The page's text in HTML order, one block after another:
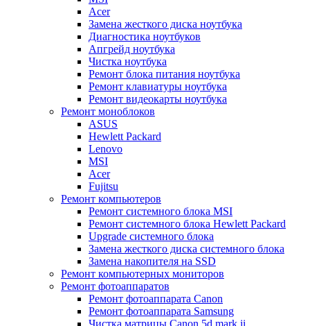
Acer
Замена жесткого диска ноутбука
Диагностика ноутбуков
Апгрейд ноутбука
Чистка ноутбука
Ремонт блока питания ноутбука
Ремонт клавиатуры ноутбука
Ремонт видеокарты ноутбука
Ремонт моноблоков
ASUS
Hewlett Packard
Lenovo
MSI
Acer
Fujitsu
Ремонт компьютеров
Ремонт системного блока MSI
Ремонт системного блока Hewlett Packard
Upgrade системного блока
Замена жесткого диска системного блока
Замена накопителя на SSD
Ремонт компьютерных мониторов
Ремонт фотоаппаратов
Ремонт фотоаппарата Canon
Ремонт фотоаппарата Samsung
Чистка матрицы Canon 5d mark ii